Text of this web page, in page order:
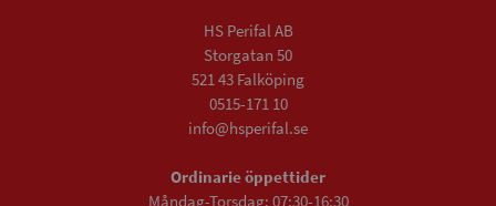
HS Perifal AB
Storgatan 50
521 43 Falköping
0515-171 10
info@hsperifal.se
Ordinarie öppettider
Måndag-Torsdag: 07:30-16:30